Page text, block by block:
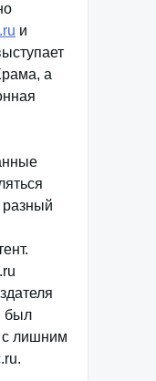
и
а
разный
был
с лишним